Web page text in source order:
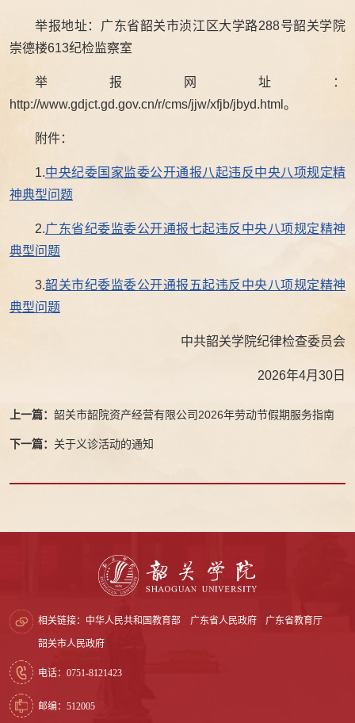
举报地址：广东省韶关市浈江区大学路288号韶关学院
崇德楼613纪检监察室
举报网址：
http://www.gdjct.gd.gov.cn/r/cms/jjw/xfjb/jbyd.html。
附件：
1.中央纪委国家监委公开通报八起违反中央八项规定精
神典型问题
2.广东省纪委监委公开通报七起违反中央八项规定精神
典型问题
3.韶关市纪委监委公开通报五起违反中央八项规定精神
典型问题
中共韶关学院纪律检查委员会
2026年4月30日
上一篇： 韶关市韶院资产经营有限公司2026年劳动节假期服务指南
下一篇： 关于义诊活动的通知
相关链接： 中华人民共和国教育部 广东省人民政府 广东省教育厅
韶关市人民政府
电话：0751-8121423
邮编：512005